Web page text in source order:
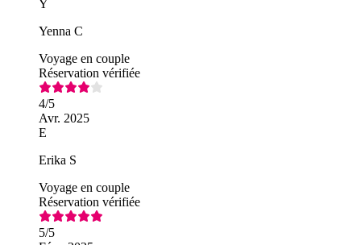
Y
Yenna C
Voyage en couple
Réservation vérifiée
4/5
Avr. 2025
E
Erika S
Voyage en couple
Réservation vérifiée
5/5